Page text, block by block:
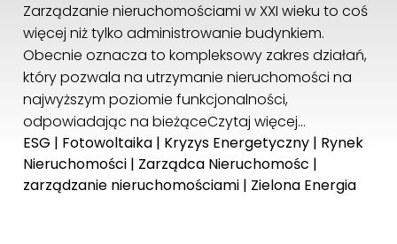
Zarządzanie nieruchomościami w XXI wieku to coś
więcej niż tylko administrowanie budynkiem.
Obecnie oznacza to kompleksowy zakres działań,
który pozwala na utrzymanie nieruchomości na
najwyższym poziomie funkcjonalności,
odpowiadając na bieżąceCzytaj więcej…
ESG | Fotowoltaika | Kryzys Energetyczny | Rynek
Nieruchomości | Zarządca Nieruchomośc |
zarządzanie nieruchomościami | Zielona Energia